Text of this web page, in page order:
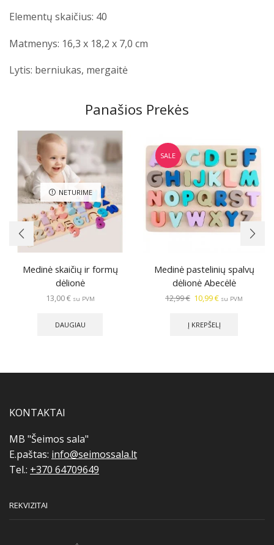
Elementų skaičius: 40
Matmenys: 16,3 x 18,2 x 7,0 cm
Lytis: berniukas, mergaitė
Panašios Prekės
NETURIME
Medinė skaičių ir formų
dėlionė
13,00€ su PVM
DAUGIAU
SALE
Medinė pastelinių spalvų
dėlionė Abecėlė
12,99€ Original
was:
10,99€Current
is:
10,99 €.
su PVM
Į KREPŠELĮ
KONTAKTAI
MB "Šeimos sala"
E.paštas: info@seimossala.lt
Tel.: +370 64709649
REKVIZITAI